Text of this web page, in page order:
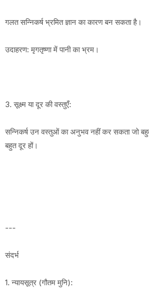
गलत सन्निकर्ष भ्रमित ज्ञान का कारण बन सकता है।
उदाहरण: मृगतृष्णा में पानी का भ्रम।
3. सूक्ष्म या दूर की वस्तुएँ:
सन्निकर्ष उन वस्तुओं का अनुभव नहीं कर सकता जो
बहुत दूर हों।
---
संदर्भ
1. न्यायसूत्र (गौतम मुनि):